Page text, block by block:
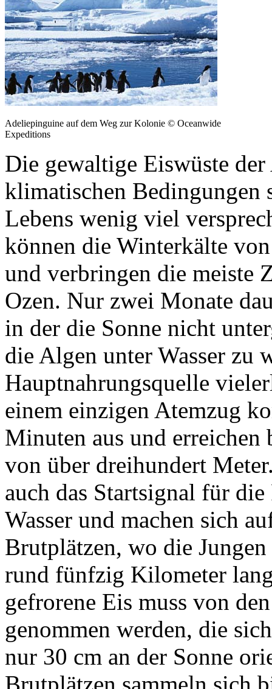
Adeliepinguine auf dem Weg zur Kolonie © Oceanwide
Expeditions
Die gewaltige Eiswüste
klimatischen Bedingungen
Lebens wenig viel
können die Winterkälte
und verbringen die meiste
Ozen. Nur zwei Monate
in der die Sonne nicht
die Algen unter Wasser zu
Hauptnahrungsquelle
einem einzigen Atemzug
Minuten aus und erreichen
von über dreihundert
auch das Startsignal für
Wasser und machen sich
Brutplätzen, wo die
rund fünfzig Kilometer
gefrorene Eis muss von
genommen werden, die
nur 30 cm an der Sonne